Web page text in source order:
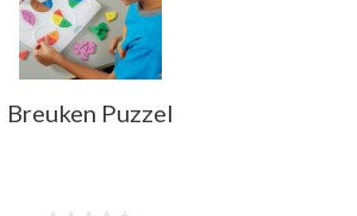
Breuken Puzzel